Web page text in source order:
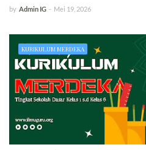
by Admin IG - Mei 19, 2026
KURIKULUM MERDEKA